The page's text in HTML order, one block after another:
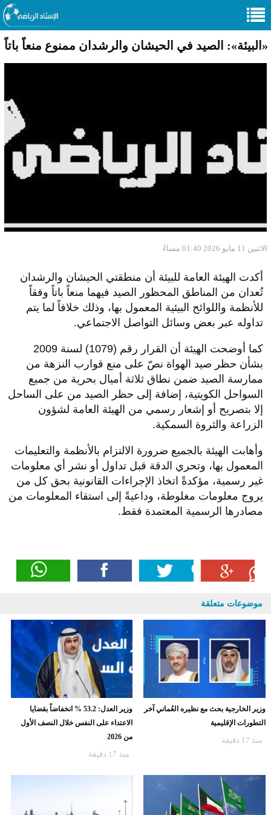
«البيئة»: الصيد في الحيشان والرشدان ممنوع منعاً باتاً
الاثنين 11 مايو 2026 01:40 مساءً
أكدت الهيئة العامة للبيئة أن منطقتي الحيشان والرشدان
تُعدان من المناطق المحظور الصيد فيهما منعاً باتاً وفقاً
للأنظمة واللوائح البيئية المعمول بها، وذلك خلافاً لما يتم
تداوله عبر بعض وسائل التواصل الاجتماعي.
كما أوضحت الهيئة أن القرار رقم (1079) لسنة 2009
بشأن حظر صيد الهواة نصّ على منع قوارب النزهة من
ممارسة الصيد ضمن نطاق ثلاثة أميال بحرية من جميع
السواحل الكويتية، إضافة إلى حظر الصيد من على الساحل
إلا بتصريح أو إشعار رسمي من الهيئة العامة لشؤون
الزراعة والثروة السمكية.
وأهابت الهيئة بالجميع ضرورة الالتزام بالأنظمة والتعليمات
المعمول بها، وتحري الدقة قبل تداول أو نشر أي معلومات
غير رسمية، مؤكدةً اتخاذ الإجراءات القانونية بحق كل من
يروج معلومات مغلوطة، وداعيةً إلى استقاء المعلومات من
مصادرها الرسمية المعتمدة فقط.
موضوعات متعلقة
وزير الخارجية بحث مع نظيره العُماني آخر
التطورات الإقليمية
منذ 17 دقيقة
وزير العدل: 53.2 % انخفاضاً بقضايا
الاعتداء على النفس خلال النصف الأول
من 2026
منذ 17 دقيقة